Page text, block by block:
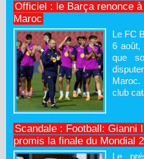
Officiel : le Barça renonce
Maroc
Le FC
6 août,
que
club
Scandale : Football: Gianni
promis la finale du Mondial
Le